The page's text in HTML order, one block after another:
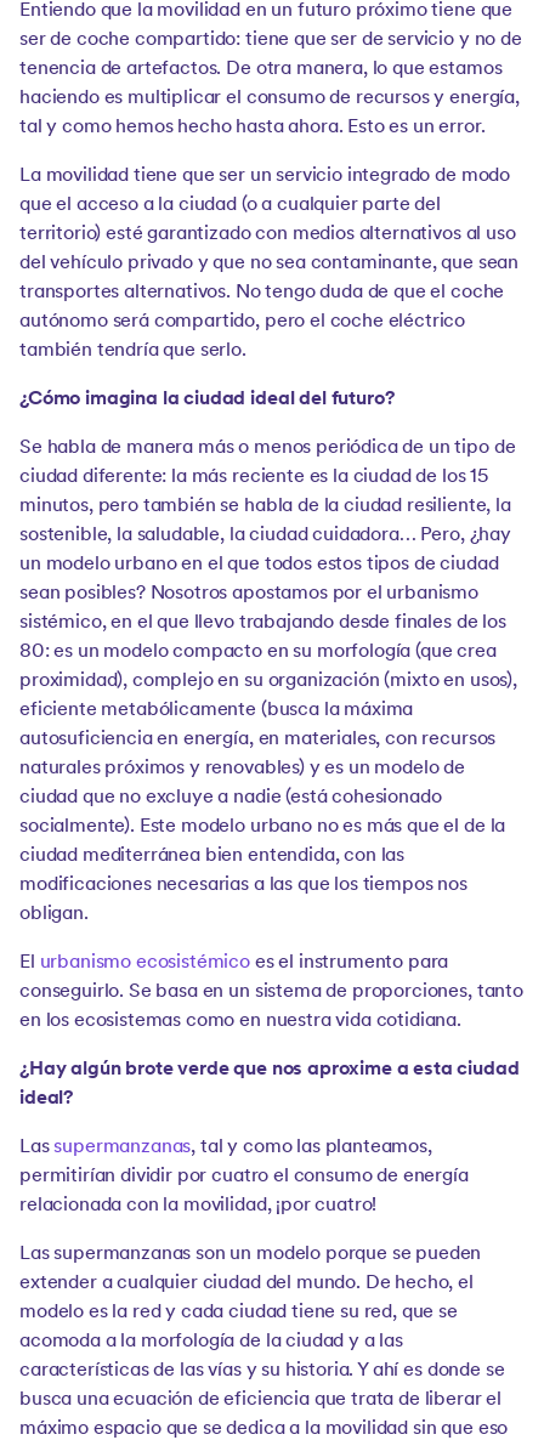
Entiendo que la movilidad en un futuro próximo tiene que
ser de coche compartido: tiene que ser de servicio y no de
tenencia de artefactos. De otra manera, lo que estamos
haciendo es multiplicar el consumo de recursos y energía,
tal y como hemos hecho hasta ahora. Esto es un error.
La movilidad tiene que ser un servicio integrado de modo
que el acceso a la ciudad (o a cualquier parte del
territorio) esté garantizado con medios alternativos al uso
del vehículo privado y que no sea contaminante, que sean
transportes alternativos. No tengo duda de que el coche
autónomo será compartido, pero el coche eléctrico
también tendría que serlo.
¿Cómo imagina la ciudad ideal del futuro?
Se habla de manera más o menos periódica de un tipo de
ciudad diferente: la más reciente es la ciudad de los 15
minutos, pero también se habla de la ciudad resiliente, la
sostenible, la saludable, la ciudad cuidadora… Pero, ¿hay
un modelo urbano en el que todos estos tipos de ciudad
sean posibles? Nosotros apostamos por el urbanismo
sistémico, en el que llevo trabajando desde finales de los
80: es un modelo compacto en su morfología (que crea
proximidad), complejo en su organización (mixto en usos),
eficiente metabólicamente (busca la máxima
autosuficiencia en energía, en materiales, con recursos
naturales próximos y renovables) y es un modelo de
ciudad que no excluye a nadie (está cohesionado
socialmente). Este modelo urbano no es más que el de la
ciudad mediterránea bien entendida, con las
modificaciones necesarias a las que los tiempos nos
obligan.
El urbanismo ecosistémico es el instrumento para
conseguirlo. Se basa en un sistema de proporciones, tanto
en los ecosistemas como en nuestra vida cotidiana.
¿Hay algún brote verde que nos aproxime a esta ciudad
ideal?
Lassupermanzanas, tal y como las planteamos,
permitirían dividir por cuatro el consumo de energía
relacionada con la movilidad, ¡por cuatro!
Las supermanzanas son un modelo porque se pueden
extender a cualquier ciudad del mundo. De hecho, el
modelo es la red y cada ciudad tiene su red, que se
acomoda a la morfología de la ciudad y a las
características de las vías y su historia. Y ahí es donde se
busca una ecuación de eficiencia que trata de liberar el
máximo espacio que se dedica a la movilidad sin que eso